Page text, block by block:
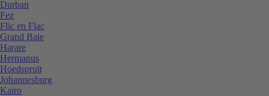
Durban
Fez
Flic en Flac
Grand Baie
Harare
Hermanus
Hoedspruit
Johannesburg
Kairo